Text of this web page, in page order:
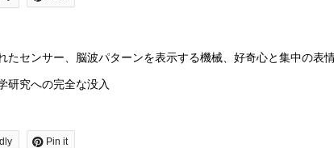
センサー、脳波パターンを表示する機械、好奇心と集中の表
研究への完全な没入
Pin it